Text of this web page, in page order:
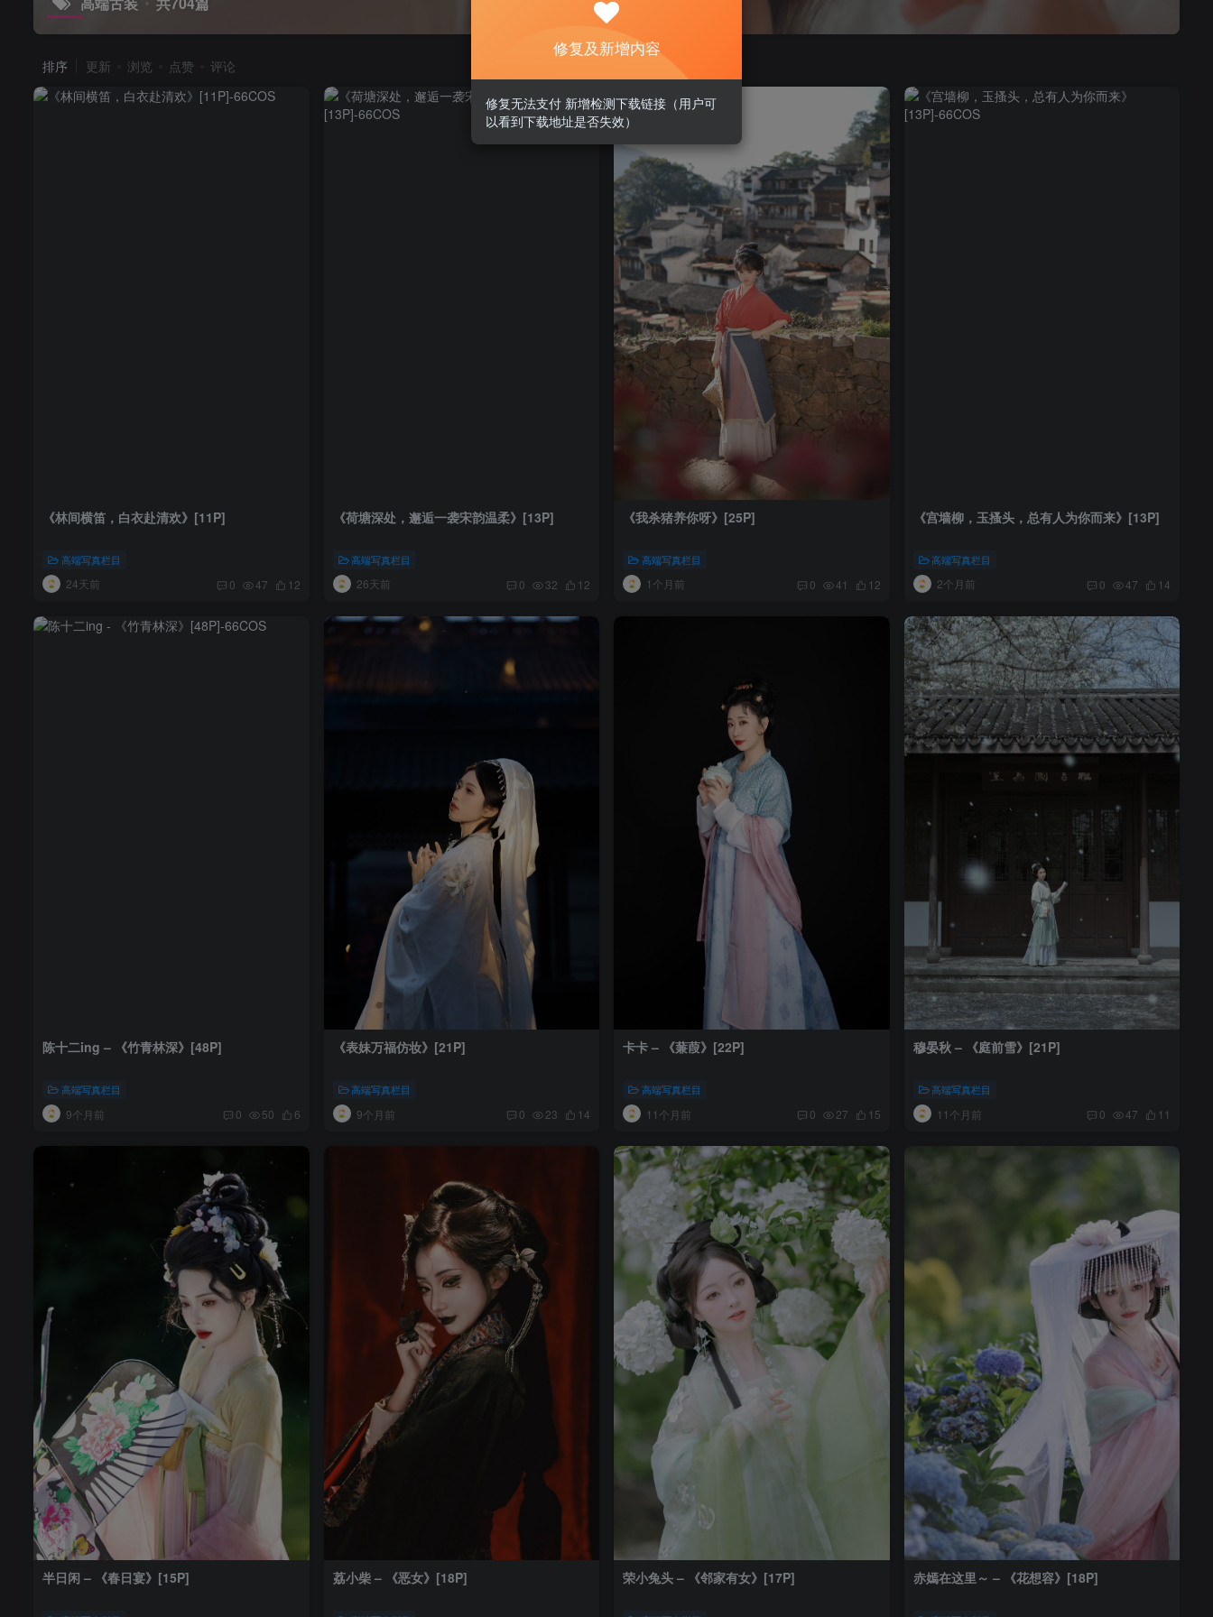
排序 更新 浏览 点赞 评论
《林间横笛，白衣赴清欢》[11P]
高端写真栏目
24天前 0 47 12
《荷塘深处，邂逅一袭宋韵温柔》[13P]
高端写真栏目
26天前 0 32 12
《我杀猪养你呀》[25P]
高端写真栏目
1个月前 0 41 12
《宫墙柳，玉搔头，总有人为你而来》[13P]
高端写真栏目
2个月前 0 47 14
陈十二ing – 《竹青林深》[48P]
高端写真栏目
9个月前 0 50 6
《表妹万福仿妆》[21P]
高端写真栏目
9个月前 0 23 14
卡卡 – 《蒹葭》[22P]
高端写真栏目
11个月前 0 27 15
穆晏秋 – 《庭前雪》[21P]
高端写真栏目
11个月前 0 47 11
半日闲 – 《春日宴》[15P] 荔小柴 – 《恶女》[18P] 荣小兔头 – 《邻家有女》[17P] 赤嫣在这里～ – 《花想容》[18P]
修复及新增内容
修复无法支付 新增检测下载链接（用户可
以看到下载地址是否失效）